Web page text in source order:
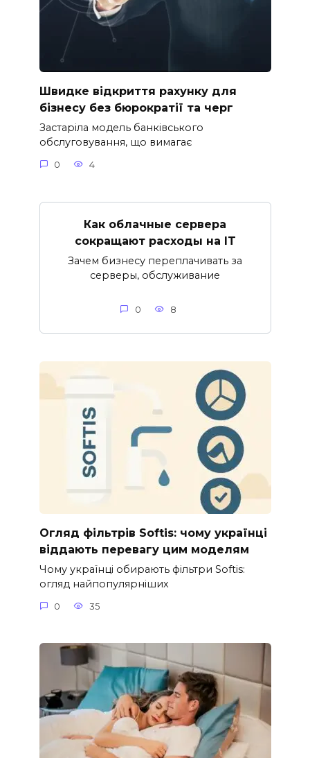
Швидке відкриття рахунку для
бізнесу без бюрократії та черг
Застаріла модель банківського
обслуговування, що вимагає
0 4
Как облачные сервера
сокращают расходы на IT
Зачем бизнесу переплачивать за
серверы, обслуживание
0 8
Огляд фільтрів Softis: чому українці
віддають перевагу цим моделям
Чому українці обирають фільтри Softis:
огляд найпопулярніших
0 35